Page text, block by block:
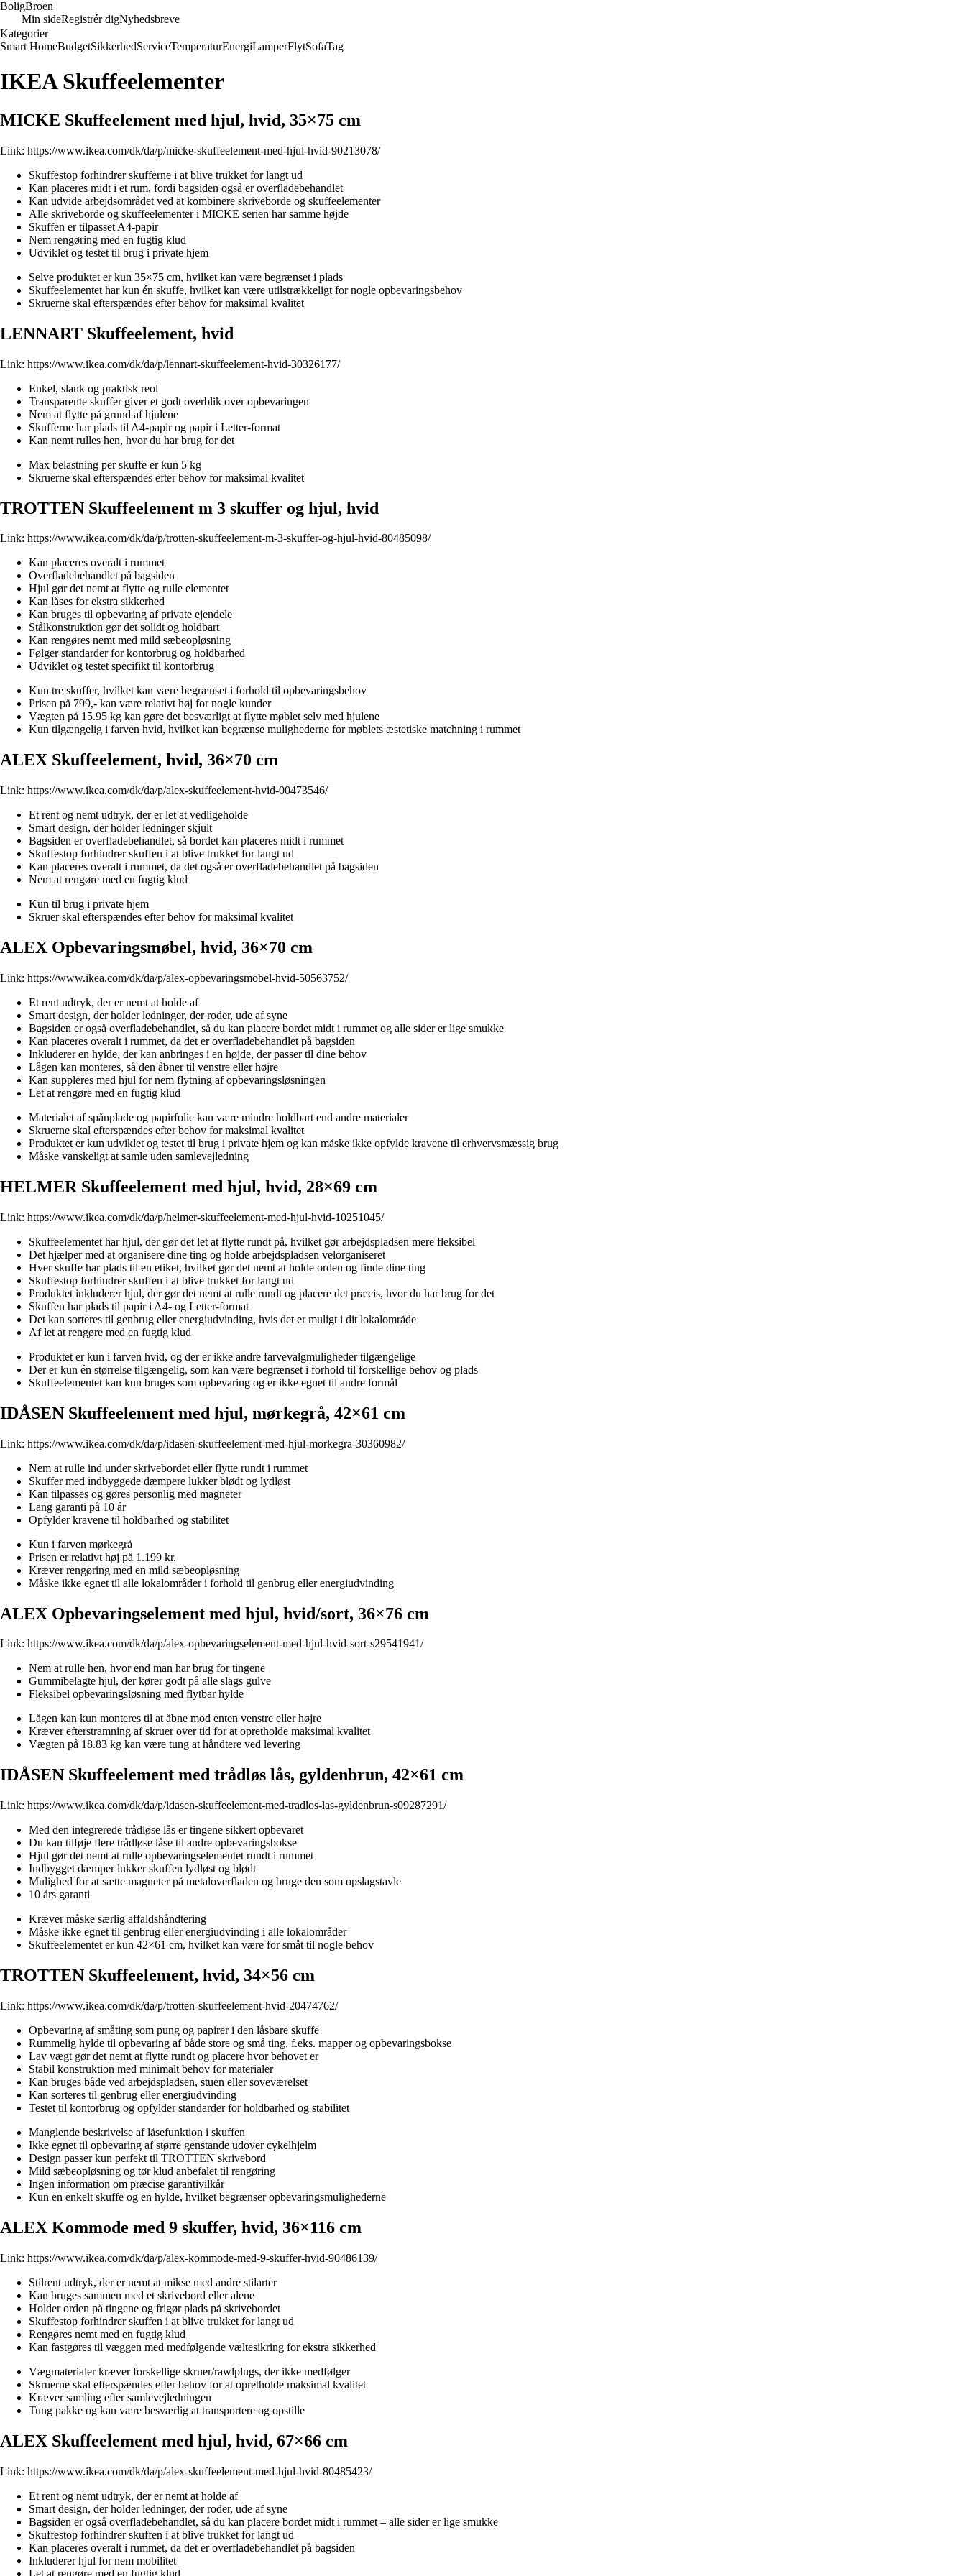
BoligBroen
Min sideRegistrér digNyhedsbreve
Kategorier
Smart HomeBudgetSikkerhedServiceTemperaturEnergiLamperFlytSofaTag
IKEA Skuffeelementer
MICKE Skuffeelement med hjul, hvid, 35×75 cm
Link: https://www.ikea.com/dk/da/p/micke-skuffeelement-med-hjul-hvid-90213078/
Skuffestop forhindrer skufferne i at blive trukket for langt ud
Kan placeres midt i et rum, fordi bagsiden også er overfladebehandlet
Kan udvide arbejdsområdet ved at kombinere skriveborde og skuffeelementer
Alle skriveborde og skuffeelementer i MICKE serien har samme højde
Skuffen er tilpasset A4-papir
Nem rengøring med en fugtig klud
Udviklet og testet til brug i private hjem
Selve produktet er kun 35×75 cm, hvilket kan være begrænset i plads
Skuffeelementet har kun én skuffe, hvilket kan være utilstrækkeligt for nogle opbevaringsbehov
Skruerne skal efterspændes efter behov for maksimal kvalitet
LENNART Skuffeelement, hvid
Link: https://www.ikea.com/dk/da/p/lennart-skuffeelement-hvid-30326177/
Enkel, slank og praktisk reol
Transparente skuffer giver et godt overblik over opbevaringen
Nem at flytte på grund af hjulene
Skufferne har plads til A4-papir og papir i Letter-format
Kan nemt rulles hen, hvor du har brug for det
Max belastning per skuffe er kun 5 kg
Skruerne skal efterspændes efter behov for maksimal kvalitet
TROTTEN Skuffeelement m 3 skuffer og hjul, hvid
Link: https://www.ikea.com/dk/da/p/trotten-skuffeelement-m-3-skuffer-og-hjul-hvid-80485098/
Kan placeres overalt i rummet
Overfladebehandlet på bagsiden
Hjul gør det nemt at flytte og rulle elementet
Kan låses for ekstra sikkerhed
Kan bruges til opbevaring af private ejendele
Stålkonstruktion gør det solidt og holdbart
Kan rengøres nemt med mild sæbeopløsning
Følger standarder for kontorbrug og holdbarhed
Udviklet og testet specifikt til kontorbrug
Kun tre skuffer, hvilket kan være begrænset i forhold til opbevaringsbehov
Prisen på 799,- kan være relativt høj for nogle kunder
Vægten på 15.95 kg kan gøre det besværligt at flytte møblet selv med hjulene
Kun tilgængelig i farven hvid, hvilket kan begrænse mulighederne for møblets æstetiske matchning i rummet
ALEX Skuffeelement, hvid, 36×70 cm
Link: https://www.ikea.com/dk/da/p/alex-skuffeelement-hvid-00473546/
Et rent og nemt udtryk, der er let at vedligeholde
Smart design, der holder ledninger skjult
Bagsiden er overfladebehandlet, så bordet kan placeres midt i rummet
Skuffestop forhindrer skuffen i at blive trukket for langt ud
Kan placeres overalt i rummet, da det også er overfladebehandlet på bagsiden
Nem at rengøre med en fugtig klud
Kun til brug i private hjem
Skruer skal efterspændes efter behov for maksimal kvalitet
ALEX Opbevaringsmøbel, hvid, 36×70 cm
Link: https://www.ikea.com/dk/da/p/alex-opbevaringsmobel-hvid-50563752/
Et rent udtryk, der er nemt at holde af
Smart design, der holder ledninger, der roder, ude af syne
Bagsiden er også overfladebehandlet, så du kan placere bordet midt i rummet og alle sider er lige smukke
Kan placeres overalt i rummet, da det er overfladebehandlet på bagsiden
Inkluderer en hylde, der kan anbringes i en højde, der passer til dine behov
Lågen kan monteres, så den åbner til venstre eller højre
Kan suppleres med hjul for nem flytning af opbevaringsløsningen
Let at rengøre med en fugtig klud
Materialet af spånplade og papirfolie kan være mindre holdbart end andre materialer
Skruerne skal efterspændes efter behov for maksimal kvalitet
Produktet er kun udviklet og testet til brug i private hjem og kan måske ikke opfylde kravene til erhvervsmæssig brug
Måske vanskeligt at samle uden samlevejledning
HELMER Skuffeelement med hjul, hvid, 28×69 cm
Link: https://www.ikea.com/dk/da/p/helmer-skuffeelement-med-hjul-hvid-10251045/
Skuffeelementet har hjul, der gør det let at flytte rundt på, hvilket gør arbejdspladsen mere fleksibel
Det hjælper med at organisere dine ting og holde arbejdspladsen velorganiseret
Hver skuffe har plads til en etiket, hvilket gør det nemt at holde orden og finde dine ting
Skuffestop forhindrer skuffen i at blive trukket for langt ud
Produktet inkluderer hjul, der gør det nemt at rulle rundt og placere det præcis, hvor du har brug for det
Skuffen har plads til papir i A4- og Letter-format
Det kan sorteres til genbrug eller energiudvinding, hvis det er muligt i dit lokalområde
Af let at rengøre med en fugtig klud
Produktet er kun i farven hvid, og der er ikke andre farvevalgmuligheder tilgængelige
Der er kun én størrelse tilgængelig, som kan være begrænset i forhold til forskellige behov og plads
Skuffeelementet kan kun bruges som opbevaring og er ikke egnet til andre formål
IDÅSEN Skuffeelement med hjul, mørkegrå, 42×61 cm
Link: https://www.ikea.com/dk/da/p/idasen-skuffeelement-med-hjul-morkegra-30360982/
Nem at rulle ind under skrivebordet eller flytte rundt i rummet
Skuffer med indbyggede dæmpere lukker blødt og lydløst
Kan tilpasses og gøres personlig med magneter
Lang garanti på 10 år
Opfylder kravene til holdbarhed og stabilitet
Kun i farven mørkegrå
Prisen er relativt høj på 1.199 kr.
Kræver rengøring med en mild sæbeopløsning
Måske ikke egnet til alle lokalområder i forhold til genbrug eller energiudvinding
ALEX Opbevaringselement med hjul, hvid/sort, 36×76 cm
Link: https://www.ikea.com/dk/da/p/alex-opbevaringselement-med-hjul-hvid-sort-s29541941/
Nem at rulle hen, hvor end man har brug for tingene
Gummibelagte hjul, der kører godt på alle slags gulve
Fleksibel opbevaringsløsning med flytbar hylde
Lågen kan kun monteres til at åbne mod enten venstre eller højre
Kræver efterstramning af skruer over tid for at opretholde maksimal kvalitet
Vægten på 18.83 kg kan være tung at håndtere ved levering
IDÅSEN Skuffeelement med trådløs lås, gyldenbrun, 42×61 cm
Link: https://www.ikea.com/dk/da/p/idasen-skuffeelement-med-tradlos-las-gyldenbrun-s09287291/
Med den integrerede trådløse lås er tingene sikkert opbevaret
Du kan tilføje flere trådløse låse til andre opbevaringsbokse
Hjul gør det nemt at rulle opbevaringselementet rundt i rummet
Indbygget dæmper lukker skuffen lydløst og blødt
Mulighed for at sætte magneter på metaloverfladen og bruge den som opslagstavle
10 års garanti
Kræver måske særlig affaldshåndtering
Måske ikke egnet til genbrug eller energiudvinding i alle lokalområder
Skuffeelementet er kun 42×61 cm, hvilket kan være for småt til nogle behov
TROTTEN Skuffeelement, hvid, 34×56 cm
Link: https://www.ikea.com/dk/da/p/trotten-skuffeelement-hvid-20474762/
Opbevaring af småting som pung og papirer i den låsbare skuffe
Rummelig hylde til opbevaring af både store og små ting, f.eks. mapper og opbevaringsbokse
Lav vægt gør det nemt at flytte rundt og placere hvor behovet er
Stabil konstruktion med minimalt behov for materialer
Kan bruges både ved arbejdspladsen, stuen eller soveværelset
Kan sorteres til genbrug eller energiudvinding
Testet til kontorbrug og opfylder standarder for holdbarhed og stabilitet
Manglende beskrivelse af låsefunktion i skuffen
Ikke egnet til opbevaring af større genstande udover cykelhjelm
Design passer kun perfekt til TROTTEN skrivebord
Mild sæbeopløsning og tør klud anbefalet til rengøring
Ingen information om præcise garantivilkår
Kun en enkelt skuffe og en hylde, hvilket begrænser opbevaringsmulighederne
ALEX Kommode med 9 skuffer, hvid, 36×116 cm
Link: https://www.ikea.com/dk/da/p/alex-kommode-med-9-skuffer-hvid-90486139/
Stilrent udtryk, der er nemt at mikse med andre stilarter
Kan bruges sammen med et skrivebord eller alene
Holder orden på tingene og frigør plads på skrivebordet
Skuffestop forhindrer skuffen i at blive trukket for langt ud
Rengøres nemt med en fugtig klud
Kan fastgøres til væggen med medfølgende væltesikring for ekstra sikkerhed
Vægmaterialer kræver forskellige skruer/rawlplugs, der ikke medfølger
Skruerne skal efterspændes efter behov for at opretholde maksimal kvalitet
Kræver samling efter samlevejledningen
Tung pakke og kan være besværlig at transportere og opstille
ALEX Skuffeelement med hjul, hvid, 67×66 cm
Link: https://www.ikea.com/dk/da/p/alex-skuffeelement-med-hjul-hvid-80485423/
Et rent og nemt udtryk, der er nemt at holde af
Smart design, der holder ledninger, der roder, ude af syne
Bagsiden er også overfladebehandlet, så du kan placere bordet midt i rummet – alle sider er lige smukke
Skuffestop forhindrer skuffen i at blive trukket for langt ud
Kan placeres overalt i rummet, da det er overfladebehandlet på bagsiden
Inkluderer hjul for nem mobilitet
Let at rengøre med en fugtig klud